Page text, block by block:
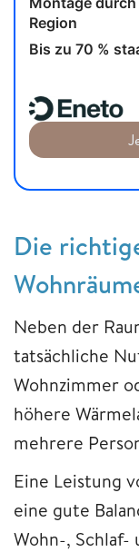
Region
Bis zu 70 %
Die
Neben der
tatsächliche
Wohnzimmer
höhere
mehrere
Eine Leistung
eine gute
Wohn-, Schlaf-